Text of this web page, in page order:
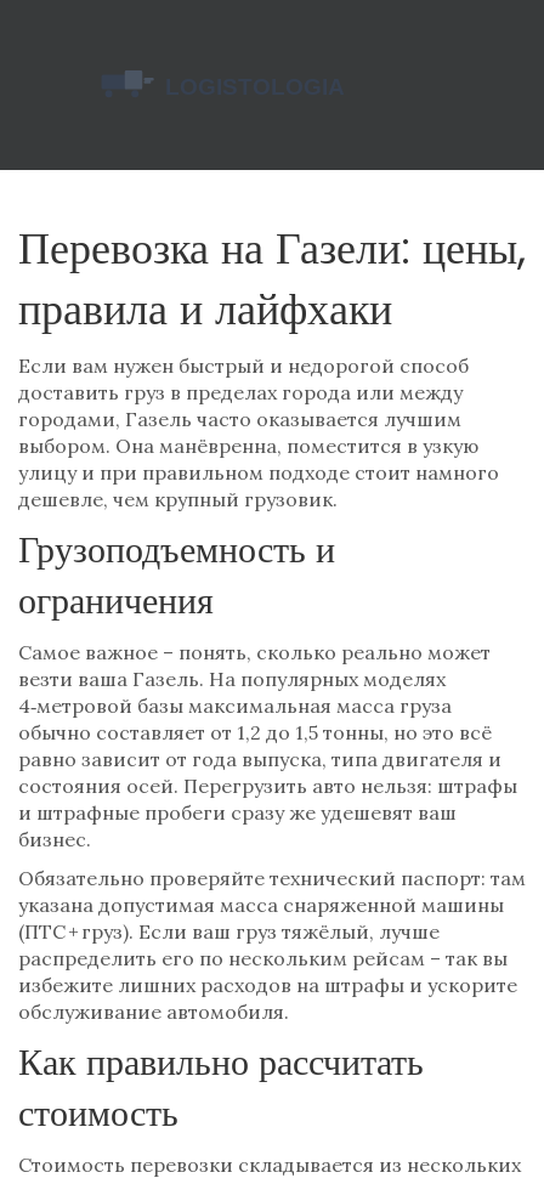
Перевозка на Газели: цены,
правила и лайфхаки
Если вам нужен быстрый и недорогой способ
доставить груз в пределах города или между
городами, Газель часто оказывается лучшим
выбором. Она манёвренна, поместится в узкую
улицу и при правильном подходе стоит намного
дешевле, чем крупный грузовик.
Грузоподъемность и
ограничения
Самое важное – понять, сколько реально может
везти ваша Газель. На популярных моделях
4‑метровой базы максимальная масса груза
обычно составляет от 1,2 до 1,5 тонны, но это всё
равно зависит от года выпуска, типа двигателя и
состояния осей. Перегрузить авто нельзя: штрафы
и штрафные пробеги сразу же удешевят ваш
бизнес.
Обязательно проверяйте технический паспорт: там
указана допустимая масса снаряженной машины
(ПТС + груз). Если ваш груз тяжёлый, лучше
распределить его по нескольким рейсам – так вы
избежите лишних расходов на штрафы и ускорите
обслуживание автомобиля.
Как правильно рассчитать
стоимость
Стоимость перевозки складывается из нескольких